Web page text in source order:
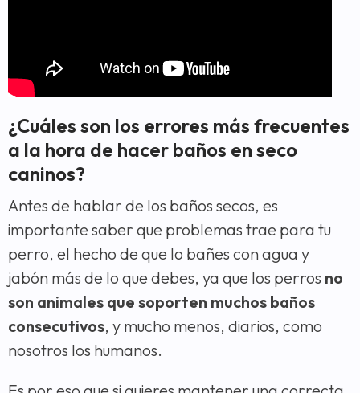
¿Cuáles son los errores más frecuentes
a la hora de hacer baños en seco
caninos?
Antes de hablar de los baños secos, es
importante saber que problemas trae para tu
perro, el hecho de que lo bañes con agua y
jabón más de lo que debes, ya que los perros no
son animales que soporten muchos baños
consecutivos, y mucho menos, diarios, como
nosotros los humanos.